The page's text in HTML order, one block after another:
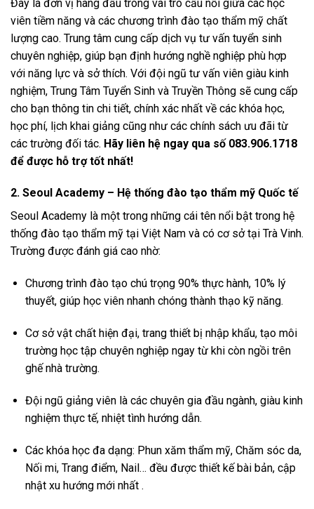
Đây là đơn vị hàng đầu trong vai trò cầu nối giữa các học
viên tiềm năng và các chương trình đào tạo thẩm mỹ chất
lượng cao. Trung tâm cung cấp dịch vụ tư vấn tuyển sinh
chuyên nghiệp, giúp bạn định hướng nghề nghiệp phù hợp
với năng lực và sở thích. Với đội ngũ tư vấn viên giàu kinh
nghiệm, Trung Tâm Tuyển Sinh và Truyền Thông sẽ cung cấp
cho bạn thông tin chi tiết, chính xác nhất về các khóa học,
học phí, lịch khai giảng cũng như các chính sách ưu đãi từ
các trường đối tác. Hãy liên hệ ngay qua số 083.906.1718
để được hỗ trợ tốt nhất!
2. Seoul Academy – Hệ thống đào tạo thẩm mỹ Quốc tế
Seoul Academy là một trong những cái tên nổi bật trong hệ
thống đào tạo thẩm mỹ tại Việt Nam và có cơ sở tại Trà Vinh.
Trường được đánh giá cao nhờ:
Chương trình đào tạo chú trọng 90% thực hành, 10% lý
thuyết, giúp học viên nhanh chóng thành thạo kỹ năng.
Cơ sở vật chất hiện đại, trang thiết bị nhập khẩu, tạo môi
trường học tập chuyên nghiệp ngay từ khi còn ngồi trên
ghế nhà trường.
Đội ngũ giảng viên là các chuyên gia đầu ngành, giàu kinh
nghiệm thực tế, nhiệt tình hướng dẫn.
Các khóa học đa dạng: Phun xăm thẩm mỹ, Chăm sóc da,
Nối mi, Trang điểm, Nail… đều được thiết kế bài bản, cập
nhật xu hướng mới nhất .